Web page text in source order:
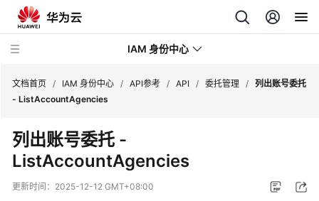
IAM 身份中心
最
新
动
文档首页 / IAM 身份中心 / API参考 / API / 委托管理 / 列出账号委托
- ListAccountAgencies
列出账号委托 -
ListAccountAgencies
更新时间： 2025-12-12 GMT+08:00